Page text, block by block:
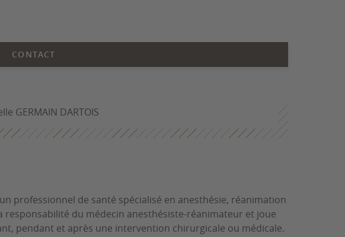
CONTACT
GERMAIN DARTOIS
professionnel de santé spécialisé en anesthésie, réanimation
responsabilité du médecin anesthésiste-réanimateur et joue
pendant et après une intervention chirurgicale ou médicale.